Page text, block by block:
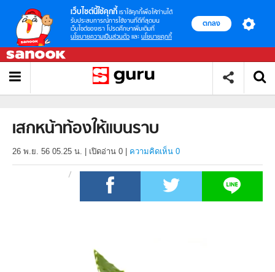
เว็บไซต์นี้ใช้คุกกี้ เราใช้คุกกี้เพื่อให้ท่านได้
รับประสบการณ์การใช้งานที่ดีที่สุดบน
เว็บไซต์ของเรา โปรดศึกษาเพิ่มเติมที่
นโยบายความเป็นส่วนตัว และ นโยบายคุกกี้
ตกลง
เสกหน้าท้องให้แบนราบ
26 พ.ย. 56 05.25 น. เปิดอ่าน 0 ความคิดเห็น 0